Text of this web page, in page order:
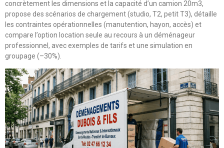
concrètement les dimensions et la capacité d’un camion 20m3,
propose des scénarios de chargement (studio, T2, petit T3), détaille
les contraintes opérationnelles (manutention, hayon, accès) et
compare l’option location seule au recours à un déménageur
professionnel, avec exemples de tarifs et une simulation en
groupage (–30%).